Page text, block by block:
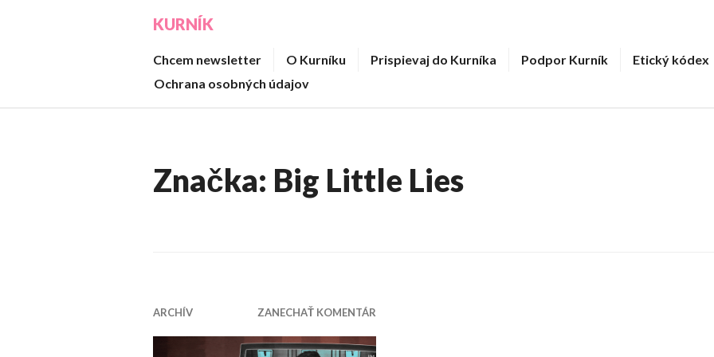
KURNÍK
Chcem newsletter O Kurníku Prispievaj do Kurníka Podpor Kurník
Etický kódex
Ochrana osobných údajov
Značka: Big Little Lies
ARCHÍV ZANECHAŤ KOMENTÁR